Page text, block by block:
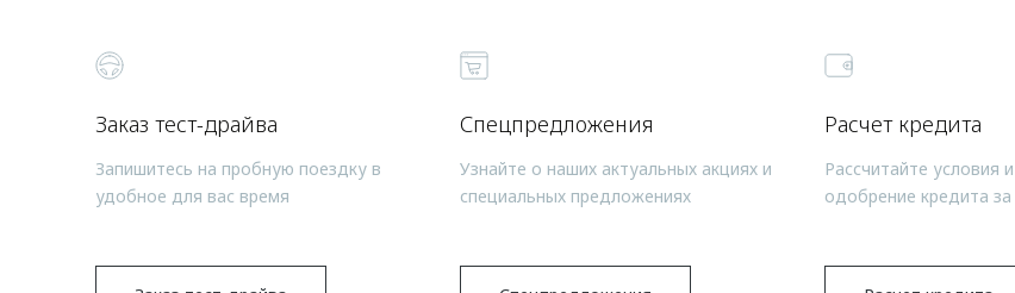
Заказ тест-драйва
Запишитесь на пробную поездку в
удобное для вас время
Спецпредложения
Узнайте о наших актуальных акциях и
специальных предложениях
Расчет кредита
Рассчитайте условия
одобрение кредита